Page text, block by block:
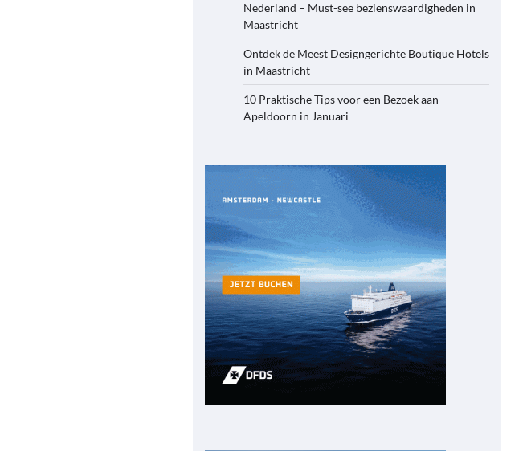
Nederland – Must-see bezienswaardigheden in
Maastricht
Ontdek de Meest Designgerichte Boutique Hotels
in Maastricht
10 Praktische Tips voor een Bezoek aan
Apeldoorn in Januari